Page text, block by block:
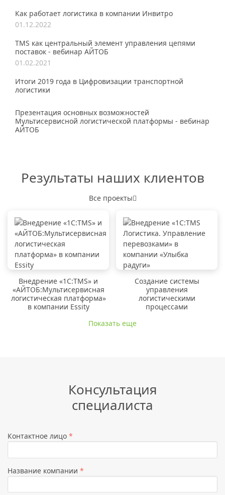
Как работает логистика в компании Инвитро
01.12.2022
TMS как центральный элемент управления цепями
поставок - вебинар АЙТОБ
01.02.2021
Итоги 2019 года в Цифровизации транспортной
логистики
Презентация основных возможностей
Мультисервисной логистической платформы - вебинар
АЙТОБ
Результаты наших клиентов
Все проекты
Внедрение «1C:TMS» и
«АЙТОБ:Мультисервисная
логистическая платформа»
в компании Essity
Создание системы
управления
логистическими
процессами
Показать еще
Консультация
специалиста
Контактное лицо *
Название компании *